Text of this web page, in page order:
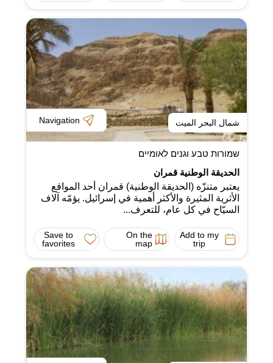
شمال البحر الميت Navigation
שמורות טבע וגנים לאומיים
الحديقة الوطنية قمران
يعتبر متنزّه (الحديقة الوطنية) قمران أحد المواقع
الأثرية المثيرة والأكثر أهمية في إسرائيل. يؤمّه آلاف
السيّاح في كل عام، للتعرف...
Add to my
trip
On the
map
Save to
favorites